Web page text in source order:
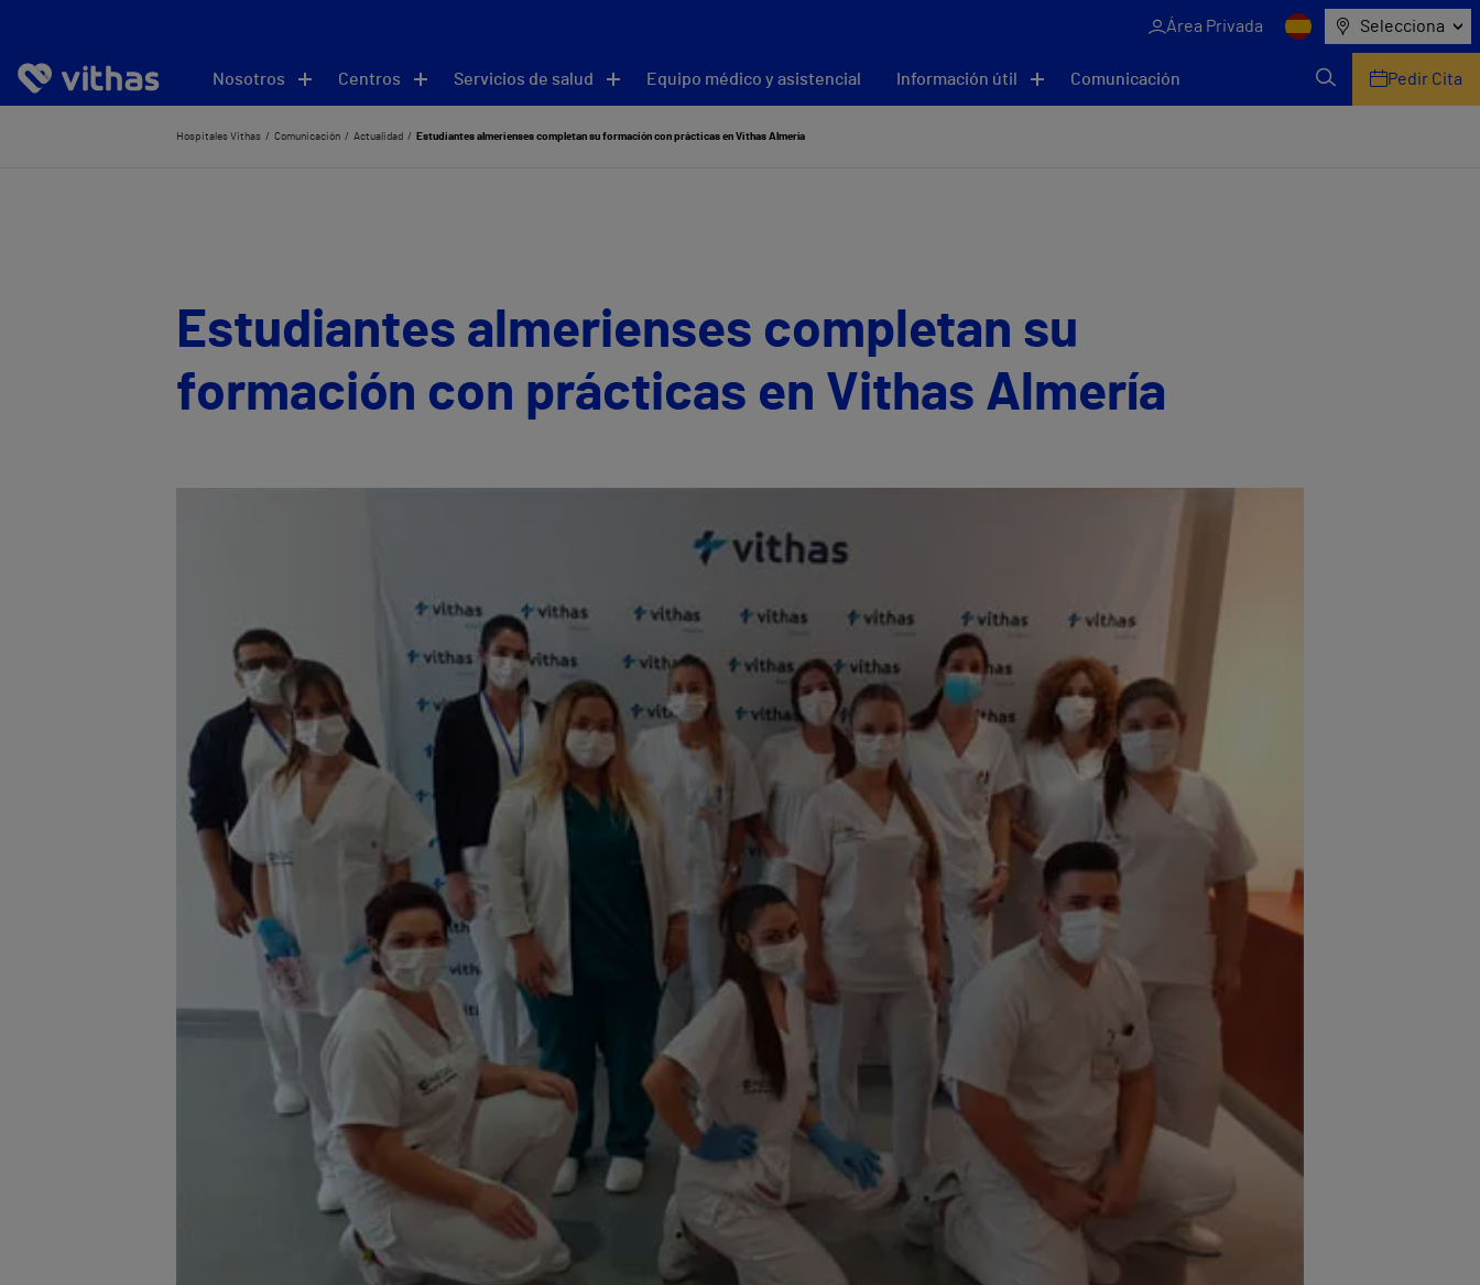
Área Privada Selecciona
Nosotros Centros Servicios de salud Equipo médico y asistencial Información útil Comunicación Pedir Cita
Hospitales Vithas Comunicación Actualidad Estudiantes almerienses completan su formación con prácticas en Vithas Almería
Estudiantes almerienses completan su
formación con prácticas en Vithas Almería